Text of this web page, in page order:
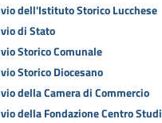
dell'Istituto Storico Lucchese
di Stato
Storico Comunale
Storico Diocesano
della Camera di Commercio
della Fondazione Centro Studi